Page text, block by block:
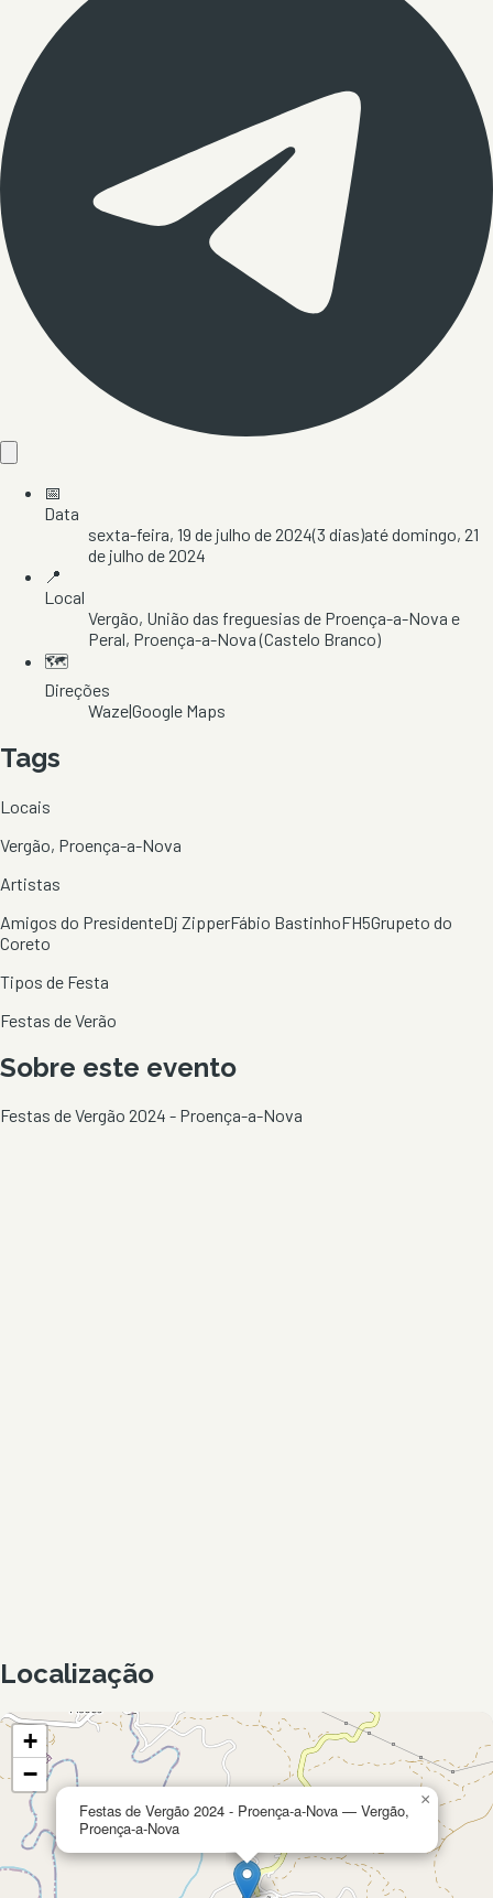
📅
Data
sexta-feira, 19 de julho de 2024(3 dias)atédomingo, 21
de julho de 2024
📍
Local
Vergão, União das freguesias de Proença-a-Nova e
Peral, Proença-a-Nova(Castelo Branco)
🗺️
Direções
Waze|Google Maps
Tags
Locais
Vergão, Proença-a-Nova
Artistas
Amigos do PresidenteDj ZipperFábio BastinhoFH5Grupeto do
Coreto
Tipos de Festa
Festas de Verão
Sobre este evento
Festas de Vergão 2024 - Proença-a-Nova
Localização
Festas de Vergão 2024 - Proença-a-Nova — Vergão,
Proença-a-Nova
×
+
−